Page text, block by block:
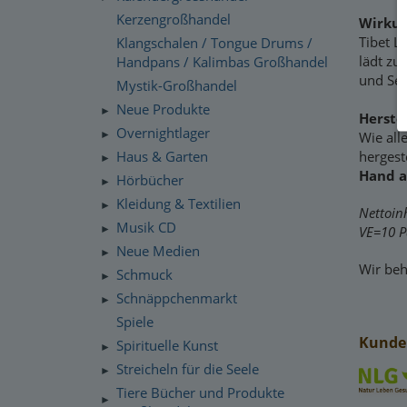
Kerzengroßhandel
Klangschalen / Tongue Drums /
Handpans / Kalimbas Großhandel
Mystik-Großhandel
► Neue Produkte
► Overnightlager
► Haus & Garten
► Hörbücher
► Kleidung & Textilien
► Musik CD
► Neue Medien
► Schmuck
►
Schnäppchenmarkt
Spiele
► Spirituelle Kunst
► Streicheln für die Seele
►
Tiere Bücher und Produkte
Tibet
lädt zu
und
Wie
Hand
VE=10
Wir